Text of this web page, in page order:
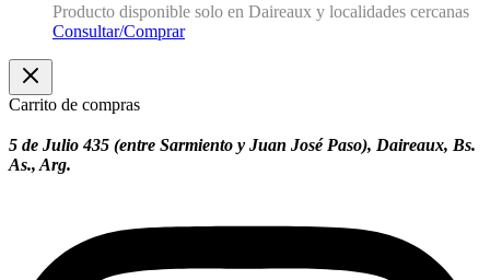
Producto disponible solo en Daireaux y localidades cercanas
Consultar/Comprar
Carrito de compras
5 de Julio 435 (entre Sarmiento y Juan José Paso), Daireaux, Bs.
As., Arg.